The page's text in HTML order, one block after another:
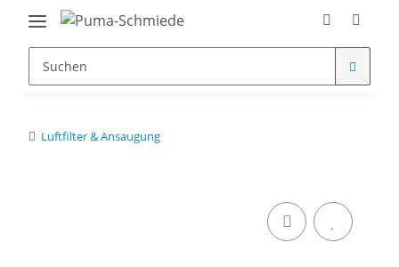
Luftfilter & Ansaugung